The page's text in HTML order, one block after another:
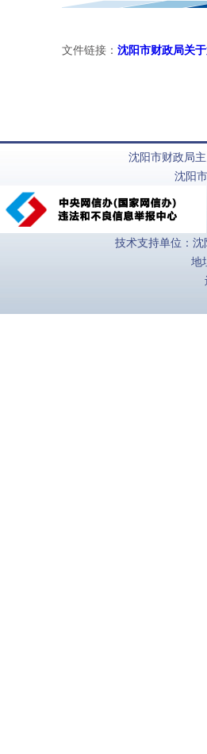
文件链接： 沈阳市财政局关